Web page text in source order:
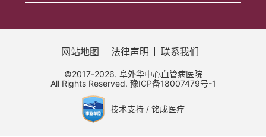
网站地图 法律声明 联系我们
©2017-2026. 阜外华中心血管病医院
All Rights Reserved. 豫ICP备18007479号-1
技术支持 / 铭成医疗